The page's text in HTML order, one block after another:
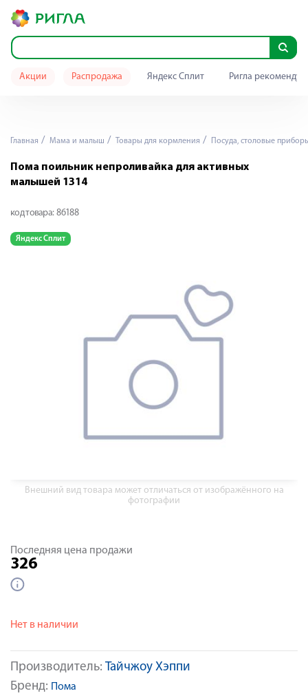
Акции Распродажа Яндекс Сплит Ригла
Главная Мама и малыш Товары для кормления Посуда, столовые
Пома поильник непроливайка для активных
малышей 1314
код товара: 86188
Яндекс Сплит
Внешний вид товара может отличаться от изображённого на
фотографии
Производитель: Тайчжоу Хэппи
Бренд: Пома
Последняя цена продажи
326
Нет в наличии